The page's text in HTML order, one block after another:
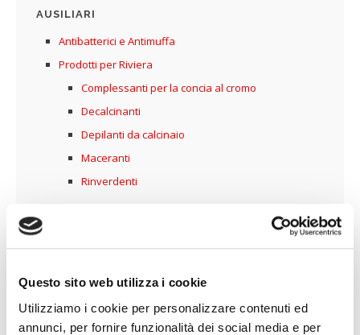
Questo sito web utilizza i cookie
Utilizziamo i cookie per personalizzare contenuti ed
annunci, per fornire funzionalità dei social media e per
AUSILIARI
Antibatterici e Antimuffa
Prodotti per Riviera
Complessanti per la concia al cromo
Decalcinanti
Depilanti da calcinaio
Maceranti
Rinverdenti
Concianti
Concianti Minerali